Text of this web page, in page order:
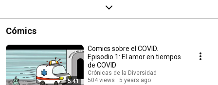
Cómics
5:41
Comics sobre el COVID.
Episodio 1: El amor en tiempos
de COVID
Crónicas de la Diversidad
504 views
5 years ago